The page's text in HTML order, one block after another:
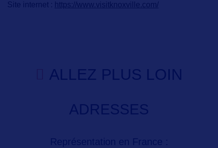
Site internet : https://www.visitknoxville.com/
ALLEZ PLUS LOIN
ADRESSES
Représentation en France :